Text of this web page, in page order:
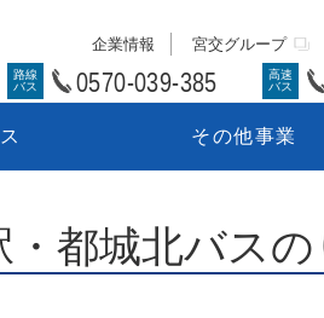
企業情報 宮交グループ
路線
バス
0570-039-385
高速
バス
その他事業
・都城北バス